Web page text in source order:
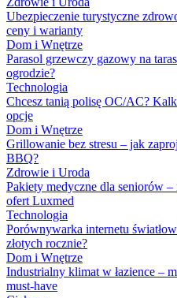
Ubezpieczenie turystyczne
ceny i warianty
Dom i Wnętrze
Parasol grzewczy gazowy na
ogrodzie?
Technologia
Chcesz tanią polisę OC/AC?
opcje
Dom i Wnętrze
Grillowanie bez stresu – jak
BBQ?
Zdrowie i Uroda
Pakiety medyczne dla seniorów
ofert Luxmed
Technologia
Porównywarka internetu
złotych rocznie?
Dom i Wnętrze
Industrialny klimat w łazience –
must-have